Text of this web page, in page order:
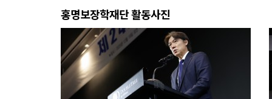
홍명보장학재단 활동사진